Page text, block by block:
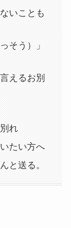
いことも
そう）」
えるお別
れ
たい方へ
と送る。